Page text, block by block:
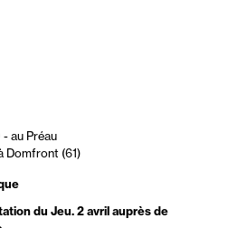
- au Préau
Domfront (61)
du Jeu. 2 avril auprès de